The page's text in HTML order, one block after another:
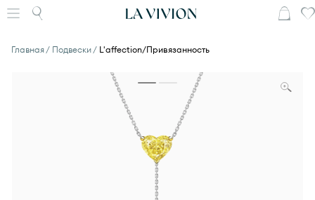
Главная Подвески L'affection/Привязанность